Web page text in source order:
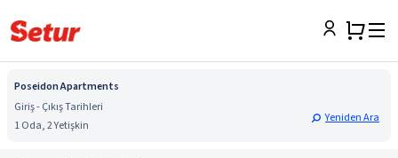
Poseidon Apartments
Giriş - Çıkış Tarihleri
1 Oda, 2 Yetişkin
Yeniden Ara